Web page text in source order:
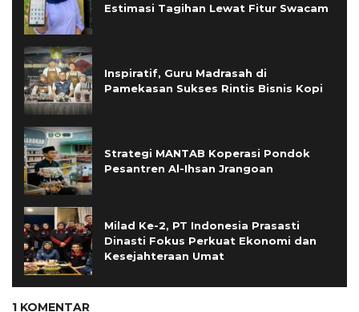
Estimasi Tagihan Lewat Fitur Swacam
Inspiratif, Guru Madrasah di
Pamekasan Sukses Rintis Bisnis Kopi
Strategi MANTAB Koperasi Pondok
Pesantren Al-Ihsan Jrangoan
Milad Ke-2, PT Indonesia Prasasti
Dinasti Fokus Perkuat Ekonomi dan
Kesejahteraan Umat
1 KOMENTAR